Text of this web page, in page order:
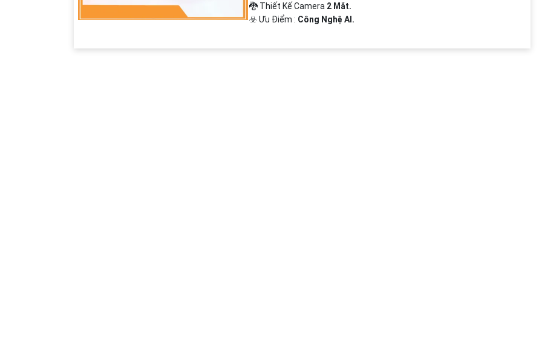
🐉️ Thiết Kế Camera 2 Mắt.
️☣️ Ưu Điểm : Công Nghệ AI.